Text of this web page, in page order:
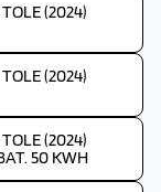
(2024)
(2024)
(2024)
50 KWH